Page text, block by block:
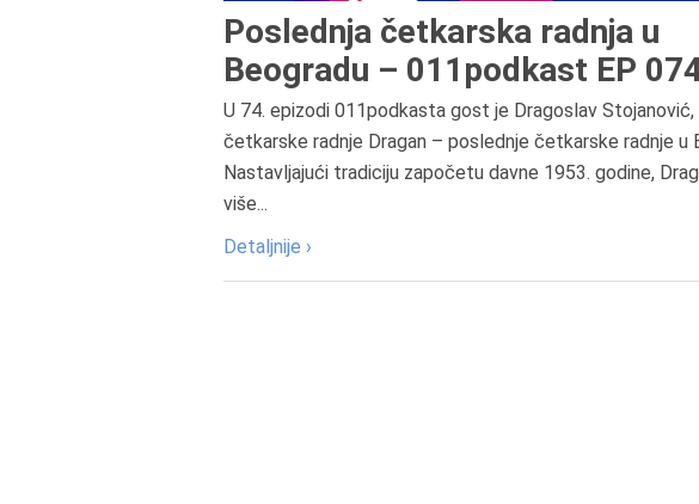
Poslednja četkarska radnja u
Beogradu – 011podkast EP
U 74. epizodi 011podkasta gost je Dragoslav Stojanović,
četkarske radnje Dragan – poslednje četkarske radnje u
Nastavljajući tradiciju započetu davne 1953. godine,
više...
Detaljnije ›